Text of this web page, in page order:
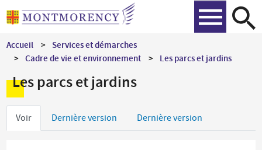
Aller
au
principal
Accueil
Services et démarches
Cadre de vie et environnement
Les parcs et jardins
Les parcs et jardins
Onglets
Voir Dernière version Dernière version